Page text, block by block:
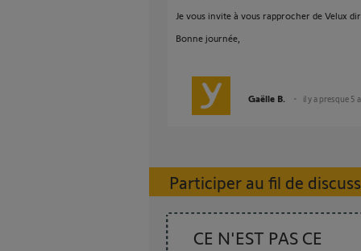
Je vous invite à vous rapprocher de Velux
Bonne journée,
Gaëlle B. il y a presque 5
Participer au fil de
CE N'EST PAS CE